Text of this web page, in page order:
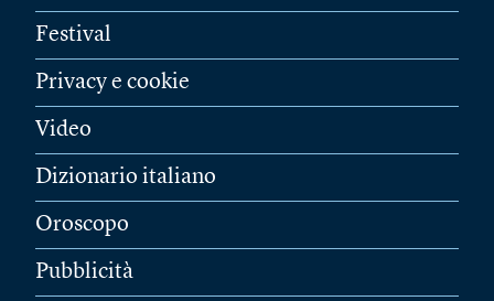
Festival
Privacy e cookie
Video
Dizionario italiano
Oroscopo
Pubblicità